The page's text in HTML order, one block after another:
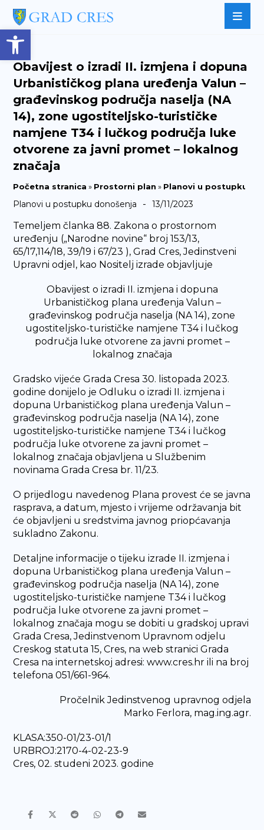
Open toolbar
Obavijest o izradi II. izmjena i dopuna
Urbanističkog plana uređenja Valun –
građevinskog područja naselja (NA
14), zone ugostiteljsko-turističke
namjene T34 i lučkog područja luke
otvorene za javni promet – lokalnog
značaja
Početna stranica » Prostorni plan » Planovi u postupku
Planovi u postupku donošenja - 13/11/2023
Temeljem članka 88. Zakona o prostornom
uređenju („Narodne novine“ broj 153/13,
65/17,114/18, 39/19 i 67/23 ), Grad Cres, Jedinstveni
Upravni odjel, kao Nositelj izrade objavljuje
Obavijest o izradi II. izmjena i dopuna
Urbanističkog plana uređenja Valun –
građevinskog područja naselja (NA 14), zone
ugostiteljsko-turističke namjene T34 i lučkog
područja luke otvorene za javni promet –
lokalnog značaja
Gradsko vijeće Grada Cresa 30. listopada 2023.
godine donijelo je Odluku o izradi II. izmjena i
dopuna Urbanističkog plana uređenja Valun –
građevinskog područja naselja (NA 14), zone
ugostiteljsko-turističke namjene T34 i lučkog
područja luke otvorene za javni promet –
lokalnog značaja objavljena u Službenim
novinama Grada Cresa br. 11/23.
O prijedlogu navedenog Plana provest će se javna
rasprava, a datum, mjesto i vrijeme održavanja bit
će objavljeni u sredstvima javnog priopćavanja
sukladno Zakonu.
Detaljne informacije o tijeku izrade II. izmjena i
dopuna Urbanističkog plana uređenja Valun –
građevinskog područja naselja (NA 14), zone
ugostiteljsko-turističke namjene T34 i lučkog
područja luke otvorene za javni promet –
lokalnog značaja mogu se dobiti u gradskoj upravi
Grada Cresa, Jedinstvenom Upravnom odjelu
Creskog statuta 15, Cres, na web stranici Grada
Cresa na internetskoj adresi: www.cres.hr ili na broj
telefona 051/661-964.
Pročelnik Jedinstvenog upravnog odjela
Marko Ferlora, mag.ing.agr.
KLASA:350-01/23-01/1
URBROJ:2170-4-02-23-9
Cres, 02. studeni 2023. godine